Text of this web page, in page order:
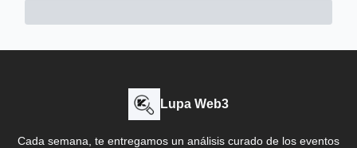
Lupa Web3
Cada semana, te entregamos un análisis curado de los eventos